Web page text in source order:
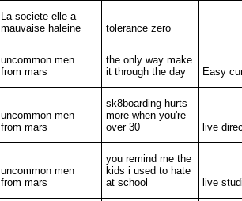
La societe elle a
mauvaise haleine
tolerance zero
uncommon men
from mars
the only way make
it through the day
Easy
uncommon men
from mars
sk8boarding hurts
more when you're
over 30
live
uncommon men
from mars
you remind me the
kids i used to hate
at school
live